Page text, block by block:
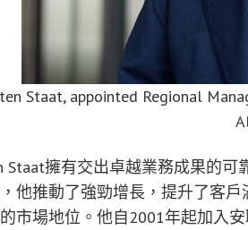
Staat, appointed Regional
Staat擁有交出卓越業務成果的
他推動了強勁增長，提升了客
市場地位。他自2001年起加入